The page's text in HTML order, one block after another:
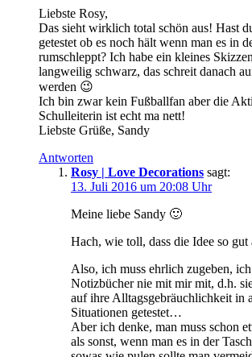
Liebste Rosy,
Das sieht wirklich total schön aus! Hast
getestet ob es noch hält wenn man es in
rumschleppt? Ich habe ein kleines
langweilig schwarz, das schreit danach
werden 😉
Ich bin zwar kein Fußballfan aber die
Schulleiterin ist echt ma nett!
Liebste Grüße, Sandy
Antworten
Rosy | Love Decorations sagt:
13. Juli 2016 um 20:08 Uhr
Meine liebe Sandy 🙂
Hach, wie toll, dass die Idee so gut
Also, ich muss ehrlich zugeben,
Notizbücher nie mit mir mit, d.h.
auf ihre Alltagsgebräuchlichkeit in
Situationen getestet…
Aber ich denke, man muss schon
als sonst, wenn man es in der